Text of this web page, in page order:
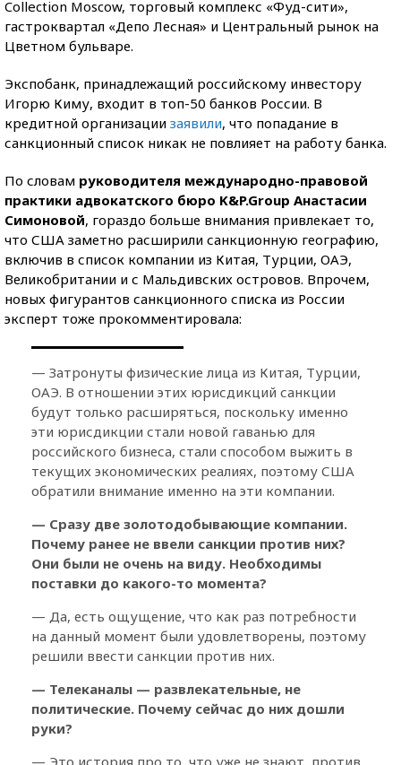
Collection Moscow, торговый комплекс «Фуд-сити»,
гастроквартал «Депо Лесная» и Центральный рынок на
Цветном бульваре.
Экспобанк, принадлежащий российскому инвестору
Игорю Киму, входит в топ-50 банков России. В
кредитной организации заявили, что попадание в
санкционный список никак не повлияет на работу банка.
По словам руководителя международно-правовой
практики адвокатского бюро K&P.Group Анастасии
Симоновой, гораздо больше внимания привлекает то,
что США заметно расширили санкционную географию,
включив в список компании из Китая, Турции, ОАЭ,
Великобритании и с Мальдивских островов. Впрочем,
новых фигурантов санкционного списка из России
эксперт тоже прокомментировала:
— Затронуты физические лица из Китая, Турции,
ОАЭ. В отношении этих юрисдикций санкции
будут только расширяться, поскольку именно
эти юрисдикции стали новой гаванью для
российского бизнеса, стали способом выжить в
текущих экономических реалиях, поэтому США
обратили внимание именно на эти компании.
— Сразу две золотодобывающие компании.
Почему ранее не ввели санкции против них?
Они были не очень на виду. Необходимы
поставки до какого-то момента?
— Да, есть ощущение, что как раз потребности
на данный момент были удовлетворены, поэтому
решили ввести санкции против них.
— Телеканалы — развлекательные, не
политические. Почему сейчас до них дошли
руки?
— Это история про то, что уже не знают, против